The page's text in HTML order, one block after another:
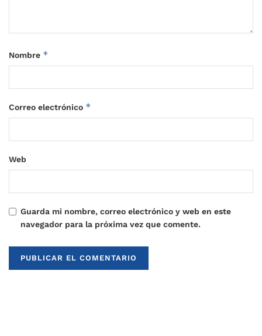
Nombre *
Correo electrónico *
Web
Guarda mi nombre, correo electrónico y web en este
navegador para la próxima vez que comente.